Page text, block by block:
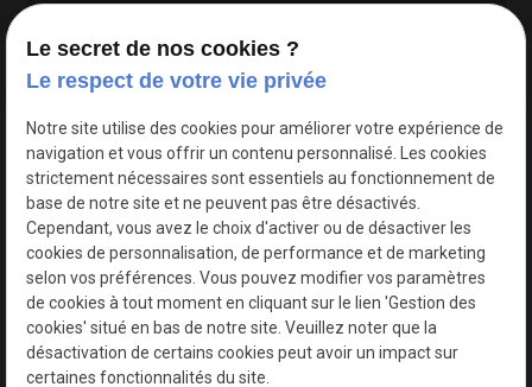
Google Maps Search API est désactivé.
Le secret de nos cookies ?
Le respect de votre vie privée
Notre site utilise des cookies pour améliorer votre expérience de
navigation et vous offrir un contenu personnalisé. Les cookies
strictement nécessaires sont essentiels au fonctionnement de
base de notre site et ne peuvent pas être désactivés.
Cependant, vous avez le choix d'activer ou de désactiver les
cookies de personnalisation, de performance et de marketing
selon vos préférences. Vous pouvez modifier vos paramètres
de cookies à tout moment en cliquant sur le lien 'Gestion des
cookies' situé en bas de notre site. Veuillez noter que la
désactivation de certains cookies peut avoir un impact sur
certaines fonctionnalités du site.